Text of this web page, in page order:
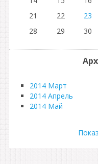
21
22 23
28
29 30
2014 Март
2014 Апрель
2014 Май